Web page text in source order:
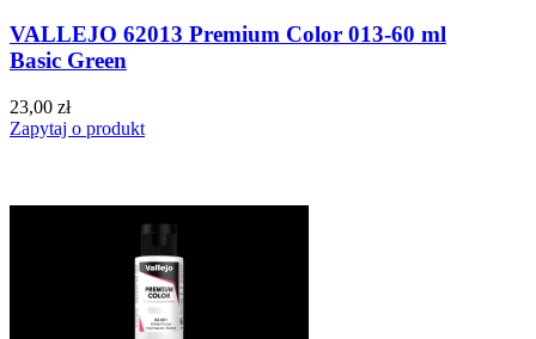
VALLEJO 62013 Premium Color 013-60 ml
Basic Green
23,00 zł
Zapytaj o produkt